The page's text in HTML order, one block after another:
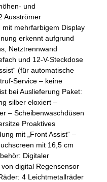
und
Ausströmer
mit mehrfarbigem Display
erkennt aufgrund
Netztrennwand
und 12-V-Steckdose
(für automatische
Service – keine
bei Auslieferung Paket:
silber eloxiert –
– Scheibenwaschdüsen
Proaktives
mit „Front Assist“ –
mit 16,5 cm
Digitaler
digital Regensensor
4 Leichtmetallräder